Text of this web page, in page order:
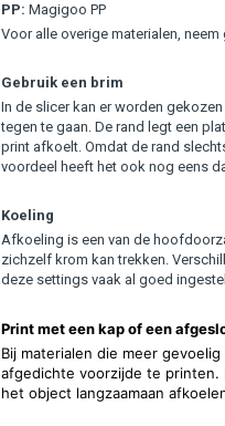
PP: Magigoo PP
Voor alle overige materialen,
Gebruik een brim
In de slicer kan er worden
tegen te gaan. De rand legt een
print afkoelt. Omdat de rand
voordeel heeft het ook nog eens
Koeling
Afkoeling is een van de
zichzelf krom kan trekken.
deze settings vaak al goed
Print met een kap of een
Bij materialen die meer
afgedichte voorzijde te
het object langzaamaan